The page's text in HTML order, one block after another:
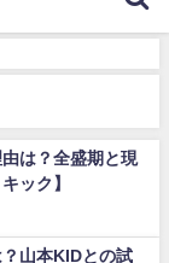
は？全盛期と現
ック】
山本KIDとの試